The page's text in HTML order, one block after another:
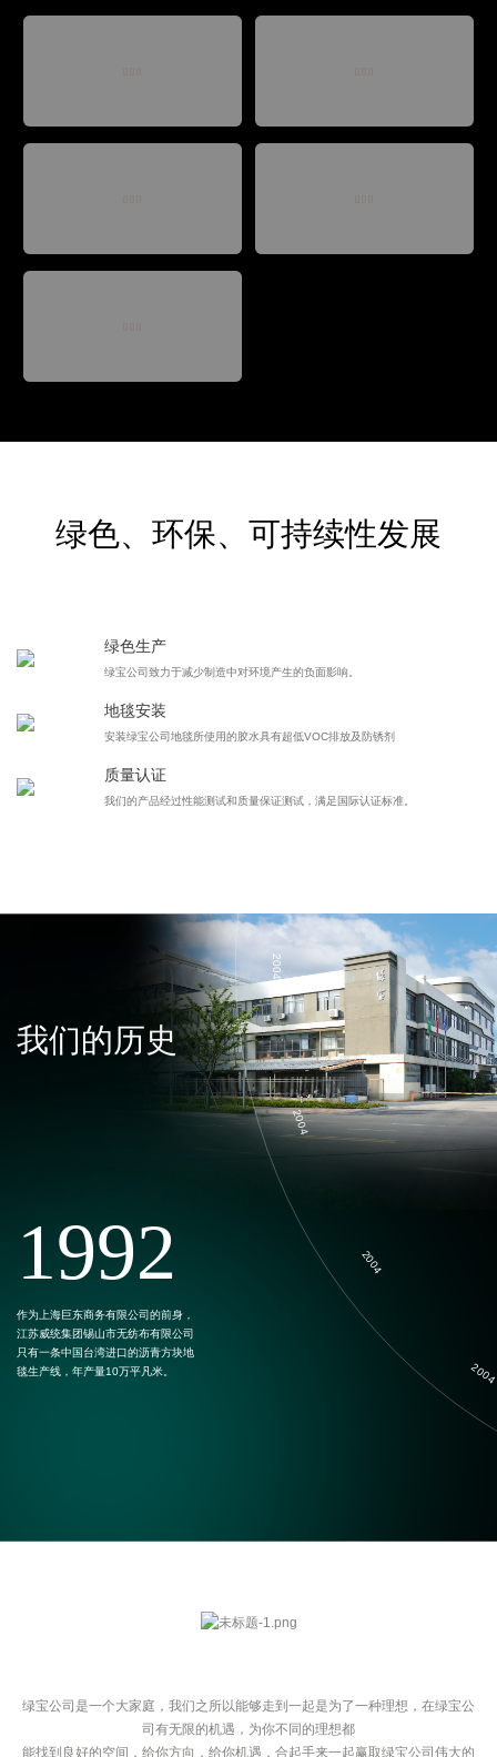
绿色、环保、可持续性发展
绿色生产
绿宝公司致力于减少制造中对环境产生的负面影响。
地毯安装
安装绿宝公司地毯所使用的胶水具有超低VOC排放及防锈剂
质量认证
我们的产品经过性能测试和质量保证测试，满足国际认证标准。
我们的历史
1992
作为上海巨东商务有限公司的前身，
江苏威统集团锡山市无纺布有限公司
只有一条中国台湾进口的沥青方块地
毯生产线，年产量10万平凡米。
2004
2004
绿宝公司是一个大家庭，我们之所以能够走到一起是为了一种理想，在绿宝公
司有无限的机遇，为你不同的理想都
能找到良好的空间，给你方向，给你机遇，合起手来一起赢取绿宝公司伟大的